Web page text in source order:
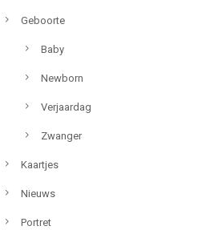
Geboorte
Baby
Newborn
Verjaardag
Zwanger
Kaartjes
Nieuws
Portret